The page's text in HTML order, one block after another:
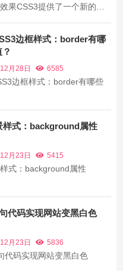
果CSS3提供了一个新的属
边框样式：border有哪
月28日 6585
边框样式：border有哪些
样式：background属性
月23日 5415
式：background属性
代码实现网站变黑白色
月23日 5836
代码实现网站变黑白色